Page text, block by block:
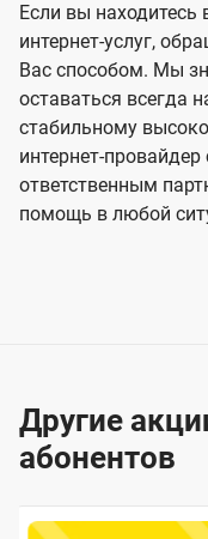
Если вы находитесь
интернет-услуг,
Вас способом. Мы
оставаться всегда
стабильному
интернет-
ответственным
помощь в любой
Другие
абонентов